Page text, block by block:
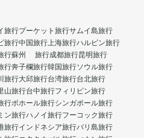
旅行プーケット旅行サムイ島旅行
旅行中国旅行上海旅行ハルビン旅行
行蘇州 旅行成都旅行昆明旅行
行奔子欄旅行韓国旅行ソウル旅行
旅行大邱旅行台湾旅行台北旅行
山旅行台中旅行フィリピン旅行
行ボホール旅行シンガポール旅行
ン旅行ハノイ旅行フーコック旅行
旅行インドネシア旅行バリ島旅行